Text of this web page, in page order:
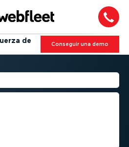
de
Conseguir una demo
DE RUTA
plani­fi­cadas, detecta